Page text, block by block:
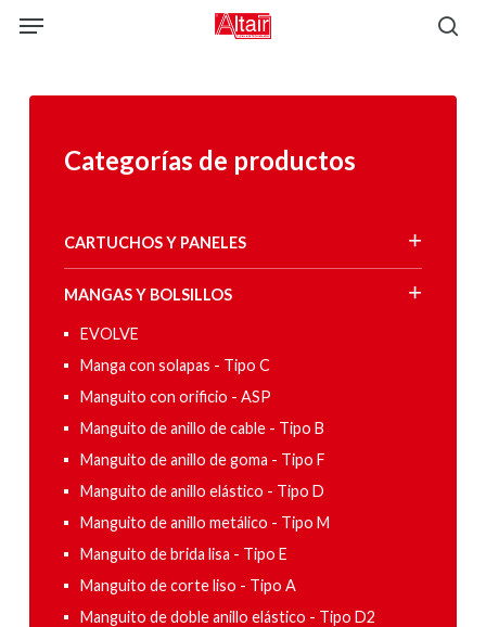
content
Menu
Categorías de productos
CARTUCHOS Y PANELES
MANGAS Y BOLSILLOS
EVOLVE
Manga con solapas - Tipo C
Manguito con orificio - ASP
Manguito de anillo de cable - Tipo B
Manguito de anillo de goma - Tipo F
Manguito de anillo elástico - Tipo D
Manguito de anillo metálico - Tipo M
Manguito de brida lisa - Tipo E
Manguito de corte liso - Tipo A
Manguito de doble anillo elástico - Tipo D2